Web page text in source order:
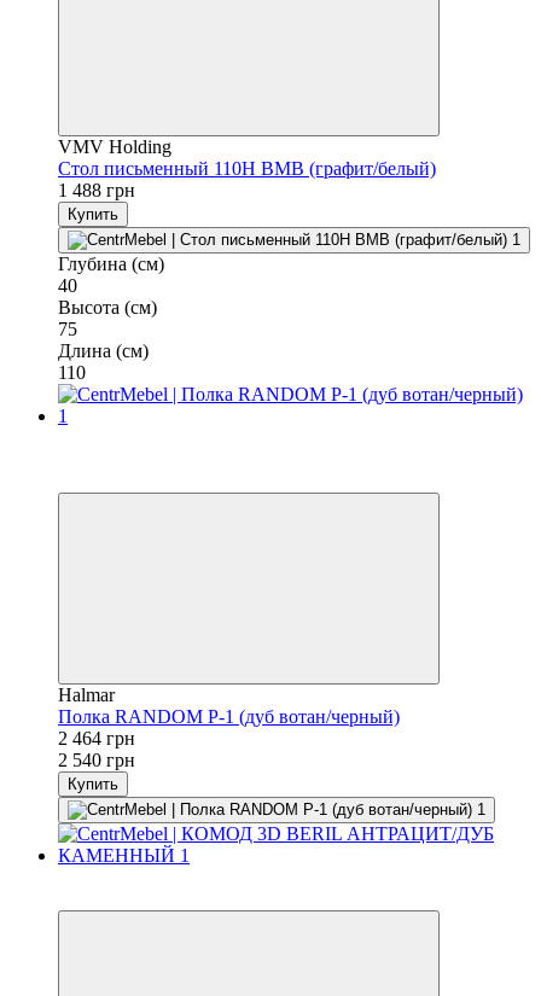
VMV Holding
Стол письменный 110H ВМВ (графит/белый)
1 488 грн
Купить
Глубина (см)
40
Высота (см)
75
Длина (см)
110
Halmar
Полка RANDOM P-1 (дуб вотан/черный)
2 464 грн
2 540 грн
Купить